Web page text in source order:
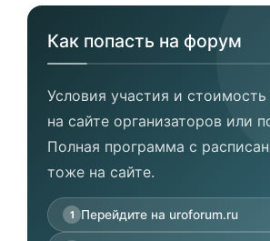
Как попасть на форум
Условия участия и стоимость
на сайте организаторов или
Полная программа с
тоже на сайте.
1 Перейдите на uroforum.ru